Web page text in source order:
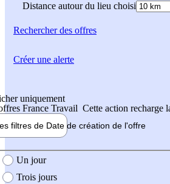
Distance autour du lieu choisi
Rechercherdes offres
uniquement
France Travail Cette action recharge
filtres de Date de création de l'offre
création de l'offre
Un jour
Trois jours
Créer une alerte